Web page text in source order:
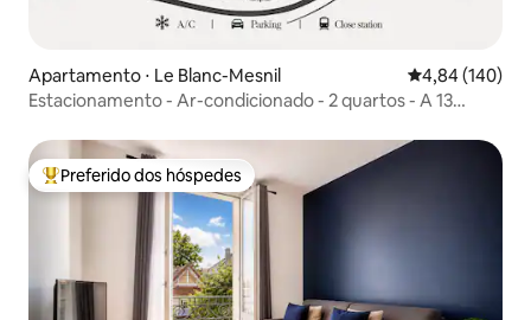
Apartamento ⋅ Le Blanc-Mesnil 4,84 de uma
4,84 (140)
Estacionamento - Ar-condicionado - 2 quartos - A 13
Entre os melhores preferidos dos hóspedes
Preferido dos hóspedes